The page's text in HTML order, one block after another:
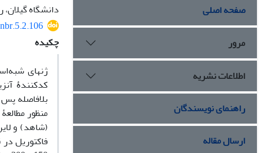
دانشگاه
چکیده
ژن­های شبه
کدکنندۀ
بلافاصله
منظور
(شاهد) و
فاکتوریل
صفحه اصلی
مرور
اطلاعات نشریه
راهنمای نویسندگان
ارسال مقاله